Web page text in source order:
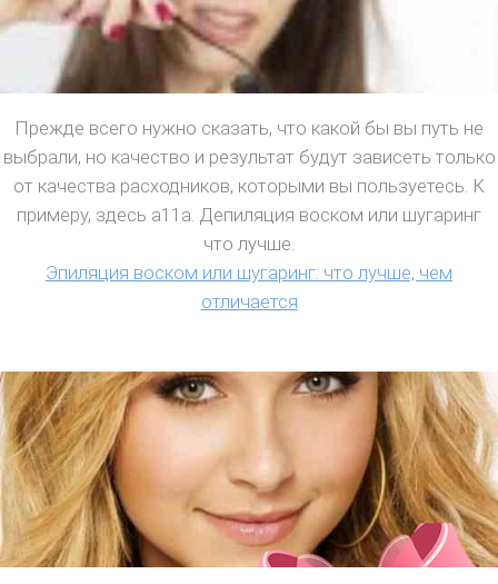
Прежде всего нужно сказать, что какой бы вы путь не
выбрали, но качество и результат будут зависеть только
от качества расходников, которыми вы пользуетесь. К
примеру, здесь a11a. Депиляция воском или шугаринг
что лучше.
Эпиляция воском или шугаринг: что лучше, чем
отличается